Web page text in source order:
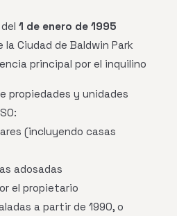
1 de enero de 1995
Ciudad de Baldwin Park
principal por el inquilino
propiedades y unidades
(incluyendo casas
adosadas
el propietario
a partir de 1990, o